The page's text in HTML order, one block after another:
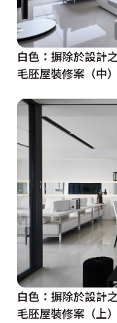
白色：摒除於設計
毛胚屋裝修案（中）
白色：摒除於設計
毛胚屋裝修案（上）